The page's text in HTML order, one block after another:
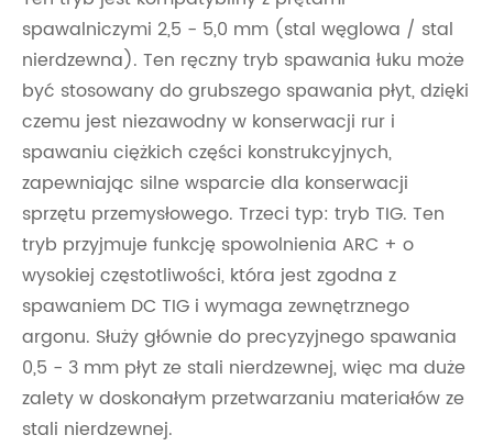
spawalniczymi 2,5 - 5,0 mm (stal węglowa / stal
nierdzewna). Ten ręczny tryb spawania łuku może
być stosowany do grubszego spawania płyt, dzięki
czemu jest niezawodny w konserwacji rur i
spawaniu ciężkich części konstrukcyjnych,
zapewniając silne wsparcie dla konserwacji
sprzętu przemysłowego. Trzeci typ: tryb TIG. Ten
tryb przyjmuje funkcję spowolnienia ARC + o
wysokiej częstotliwości, która jest zgodna z
spawaniem DC TIG i wymaga zewnętrznego
argonu. Służy głównie do precyzyjnego spawania
0,5 - 3 mm płyt ze stali nierdzewnej, więc ma duże
zalety w doskonałym przetwarzaniu materiałów ze
stali nierdzewnej.